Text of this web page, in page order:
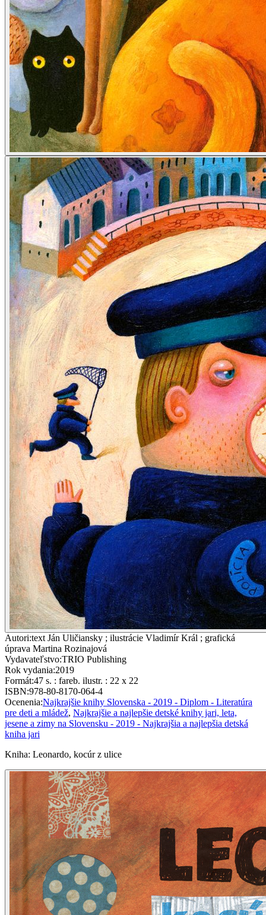
Autori:text Ján Uličiansky ; ilustrácie Vladimír Král ; grafická
úprava Martina Rozinajová
Vydavateľstvo:TRIO Publishing
Rok vydania:2019
Formát:47 s. : fareb. ilustr. : 22 x 22
ISBN:978-80-8170-064-4
Ocenenia:Najkrajšie knihy Slovenska - 2019 - Diplom - Literatúra
pre deti a mládež, Najkrajšie a najlepšie detské knihy jari, leta,
jesene a zimy na Slovensku - 2019 - Najkrajšia a najlepšia detská
kniha jari
Kniha: Leonardo, kocúr z ulice